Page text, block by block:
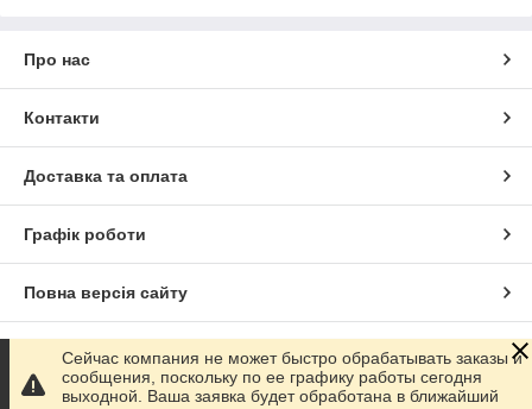
Про нас
Контакти
Доставка та оплата
Графік роботи
Повна версія сайту
Сайт створено на маркетплейсі Prom.ua
Сейчас компания не может быстро обрабатывать заказы и
сообщения, поскольку по ее графику работы сегодня
выходной. Ваша заявка будет обработана в ближайший